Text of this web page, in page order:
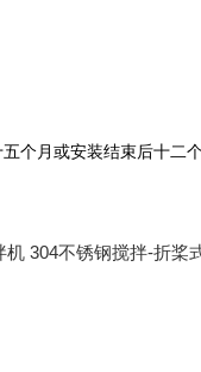
个月或安装结束后十二个
304不锈钢搅拌-折